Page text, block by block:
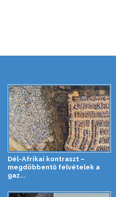
Dél-Afrikai kontraszt –
megdöbbentő felvételek a
gaz...